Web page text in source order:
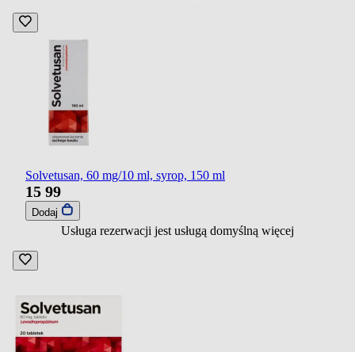
Solvetusan, 60 mg/10 ml, syrop, 150 ml
15 99
Dodaj
Usługa rezerwacji jest usługą domyślną więcej